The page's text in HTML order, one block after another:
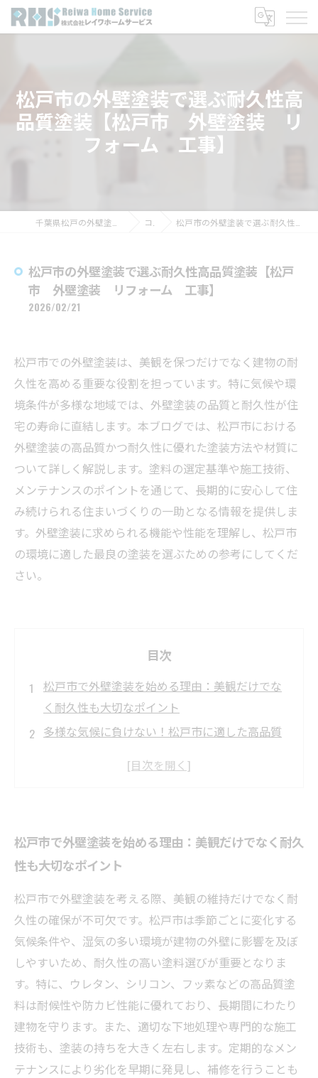
松戸市の外壁塗装で選ぶ耐久性高
品質塗装【松戸市 外壁塗装 リ
フォーム 工事】
コラム 松戸市の外壁塗装で選ぶ耐久性高品質塗装【松戸市 外壁塗装 リフォーム 工事】
松戸市の外壁塗装で選ぶ耐久性高品質塗装【松戸
市 外壁塗装 リフォーム 工事】
2026/02/21
松戸市での外壁塗装は、美観を保つだけでなく建物の耐
久性を高める重要な役割を担っています。特に気候や環
境条件が多様な地域では、外壁塗装の品質と耐久性が住
宅の寿命に直結します。本ブログでは、松戸市における
外壁塗装の高品質かつ耐久性に優れた塗装方法や材質に
ついて詳しく解説します。塗料の選定基準や施工技術、
メンテナンスのポイントを通じて、長期的に安心して住
み続けられる住まいづくりの一助となる情報を提供しま
す。外壁塗装に求められる機能や性能を理解し、松戸市
の環境に適した最良の塗装を選ぶための参考にしてくだ
さい。
目次
松戸市で外壁塗装を始める理由：美観だけでな
く耐久性も大切なポイント
多様な気候に負けない！松戸市に適した高品質
プロが教える施工技術の重要性：長持ちする外
ストーリー
日々のメンテナンスで外壁塗装の耐久性を最大
限に引き出す方法
松戸市の外壁塗装市場の現状とトレンド：高品
質塗装の需要拡大
外壁塗装で家を守る！松戸市で選ぶべき耐久性
抜群の塗装材とは？
松戸市で外壁塗装を始める理由：美観だけでなく耐久
性も大切なポイント
松戸市で外壁塗装を考える際、美観の維持だけでなく耐
久性の確保が不可欠です。松戸市は季節ごとに変化する
気候条件や、湿気の多い環境が建物の外壁に影響を及ぼ
しやすいため、耐久性の高い塗料選びが重要となりま
す。特に、ウレタン、シリコン、フッ素などの高品質塗
料は耐候性や防カビ性能に優れており、長期間にわたり
建物を守ります。また、適切な下地処理や専門的な施工
技術も、塗装の持ちを大きく左右します。定期的なメン
テナンスにより劣化を早期に発見し、補修を行うことも